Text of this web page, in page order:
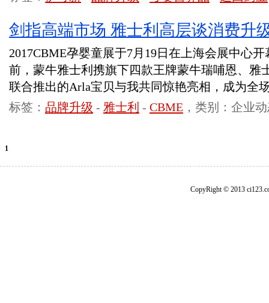
剑指高端市场 雅士利高层谈消费升
2017CBME孕婴童展于7月19日在上海会展中心
前，蒙牛雅士利携旗下四款王牌蒙牛瑞哺恩、雅
联合推出的Arla宝贝与我共同惊艳亮相，成为全
标签： 品牌升级 - 雅士利 - CBME ，类别：企业
1
CopyRight © 2013